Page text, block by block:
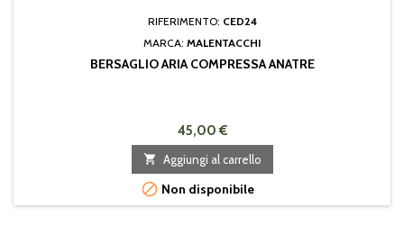
RIFERIMENTO: CED24
MARCA: MALENTACCHI
BERSAGLIO ARIA COMPRESSA ANATRE
45,00 €
 Aggiungi al carrello
 Non disponibile